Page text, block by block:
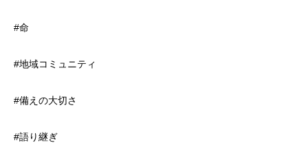
#命
#地域コミュニティ
#備えの大切さ
#語り継ぎ